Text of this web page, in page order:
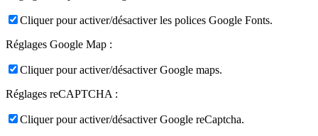
Cliquer pour activer/désactiver les polices Google Fonts.
Réglages Google Map :
Cliquer pour activer/désactiver Google maps.
Réglages reCAPTCHA :
Cliquer pour activer/désactiver Google reCaptcha.